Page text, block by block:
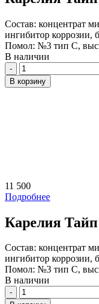
Состав: концентрат
ингибитор коррозии,
Помол: №3 тип С,
В наличии
Количество
В корзину
11 500
Подробнее
Карелия Тайп
Состав: концентрат
ингибитор коррозии,
Помол: №3 тип С,
В наличии
Количество